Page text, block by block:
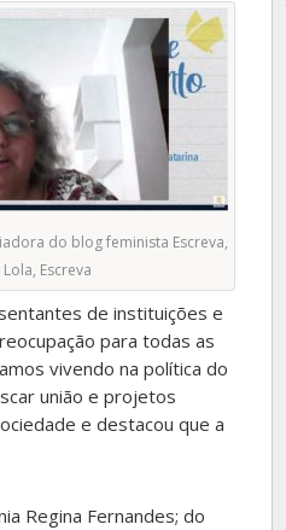
do blog feminista Escreva,
Lola, Escreva
de instituições e
para todas as
vivendo na política do
união e projetos
e destacou que a
Regina Fernandes; do